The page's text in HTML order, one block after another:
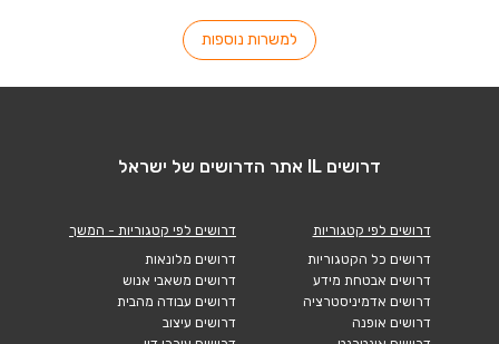
למשרות נוספות
דרושים IL אתר הדרושים של ישראל
דרושים לפי קטגוריות
דרושים כל הקטגוריות
דרושים אבטחת מידע
דרושים אדמיניסטרציה
דרושים אופנה
דרושים לפי קטגוריות - המשך
דרושים מלונאות
דרושים משאבי אנוש
דרושים עבודה מהבית
דרושים עיצוב